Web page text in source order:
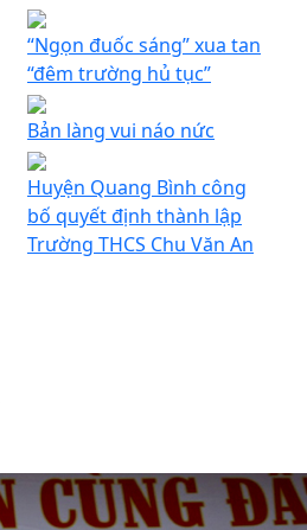
“Ngọn đuốc sáng” xua tan
“đêm trường hủ tục”
Bản làng vui náo nức
Huyện Quang Bình công
bố quyết định thành lập
Trường THCS Chu Văn An